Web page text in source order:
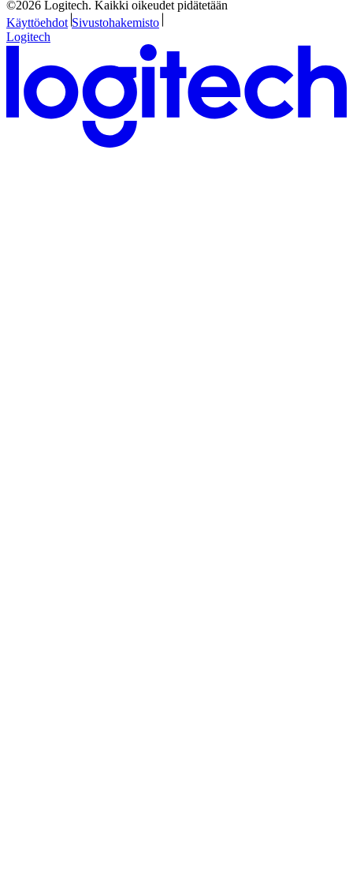
©2026 Logitech. Kaikki oikeudet pidätetään
Käyttöehdot Sivustohakemisto
Logitech